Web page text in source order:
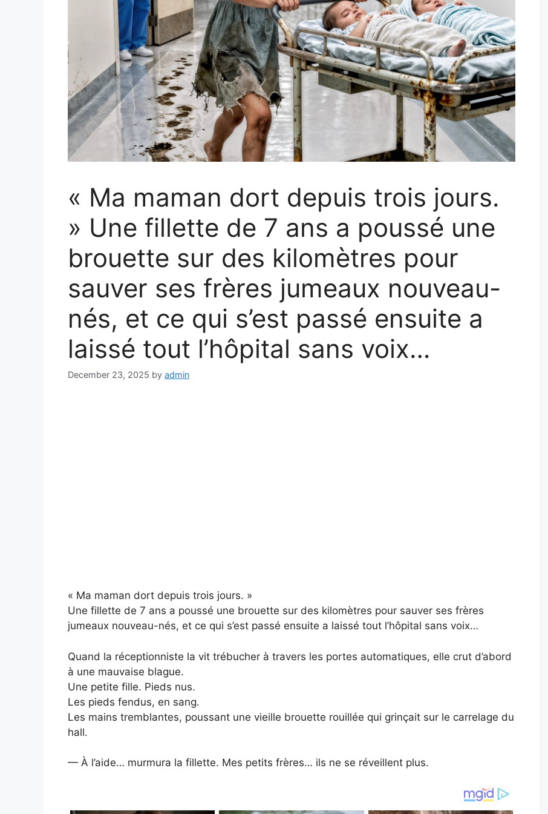
« Ma maman dort depuis trois jours.
» Une fillette de 7 ans a poussé une
brouette sur des kilomètres pour
sauver ses frères jumeaux nouveau-
nés, et ce qui s’est passé ensuite a
laissé tout l’hôpital sans voix…
December 23, 2025 by admin
« Ma maman dort depuis trois jours. »
Une fillette de 7 ans a poussé une brouette sur des kilomètres pour sauver ses frères
jumeaux nouveau-nés, et ce qui s’est passé ensuite a laissé tout l’hôpital sans voix…
Quand la réceptionniste la vit trébucher à travers les portes automatiques, elle crut d’abord
à une mauvaise blague.
Une petite fille. Pieds nus.
Les pieds fendus, en sang.
Les mains tremblantes, poussant une vieille brouette rouillée qui grinçait sur le carrelage du
hall.
— À l’aide… murmura la fillette. Mes petits frères… ils ne se réveillent plus.